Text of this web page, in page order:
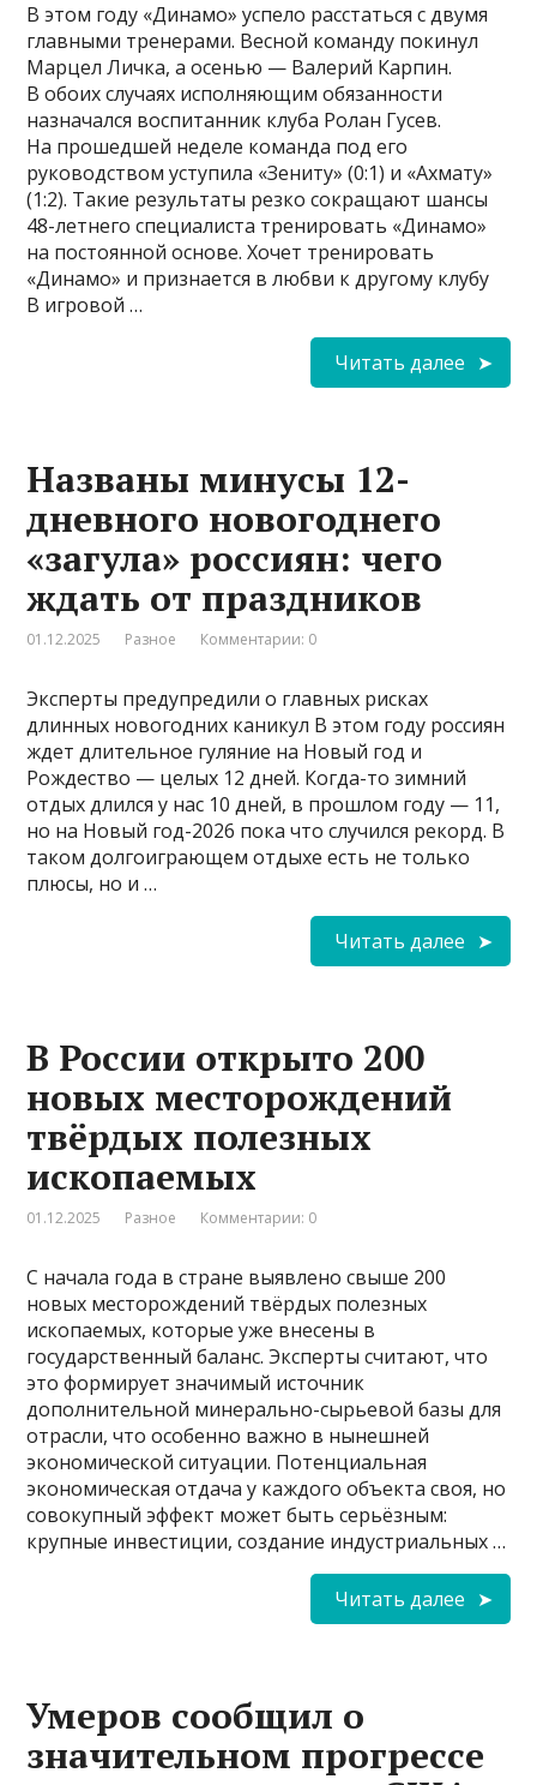
В этом году «Динамо» успело расстаться с двумя
главными тренерами. Весной команду покинул
Марцел Личка, а осенью — Валерий Карпин.
В обоих случаях исполняющим обязанности
назначался воспитанник клуба Ролан Гусев.
На прошедшей неделе команда под его
руководством уступила «Зениту» (0:1) и «Ахмату»
(1:2). Такие результаты резко сокращают шансы
48-летнего специалиста тренировать «Динамо»
на постоянной основе. Хочет тренировать
«Динамо» и признается в любви к другому клубу
В игровой …
Читать далее
Названы минусы 12-
дневного новогоднего
«загула» россиян: чего
ждать от праздников
01.12.2025 Разное Комментарии: 0
Эксперты предупредили о главных рисках
длинных новогодних каникул В этом году россиян
ждет длительное гуляние на Новый год и
Рождество — целых 12 дней. Когда-то зимний
отдых длился у нас 10 дней, в прошлом году — 11,
но на Новый год-2026 пока что случился рекорд. В
таком долгоиграющем отдыхе есть не только
плюсы, но и …
Читать далее
В России открыто 200
новых месторождений
твёрдых полезных
ископаемых
01.12.2025 Разное Комментарии: 0
С начала года в стране выявлено свыше 200
новых месторождений твёрдых полезных
ископаемых, которые уже внесены в
государственный баланс. Эксперты считают, что
это формирует значимый источник
дополнительной минерально-сырьевой базы для
отрасли, что особенно важно в нынешней
экономической ситуации. Потенциальная
экономическая отдача у каждого объекта своя, но
совокупный эффект может быть серьёзным:
крупные инвестиции, создание индустриальных …
Читать далее
Умеров сообщил о
значительном прогрессе